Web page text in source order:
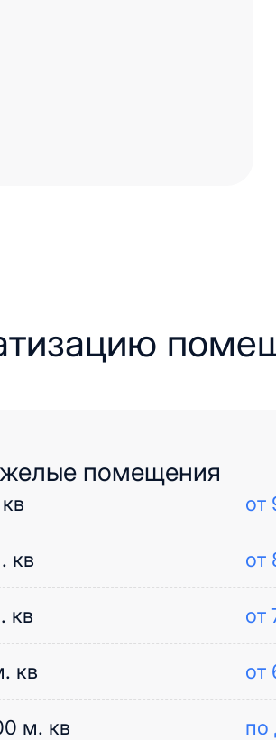
помещения
от
кв от
кв от
кв от
м. кв по